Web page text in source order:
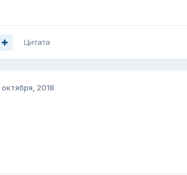
Цитата
октября, 2018